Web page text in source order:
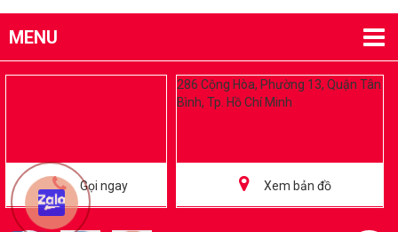
MENU
Gọi ngay
286 Cộng Hòa, Phường 13, Quận Tân
Bình, Tp. Hồ Chí Minh
Xem bản đồ